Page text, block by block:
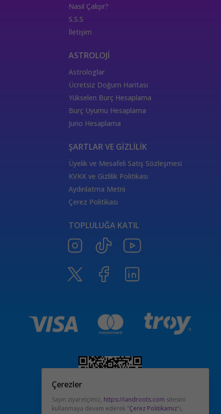
Nasıl Çalışır?
S.S.S
İletişim
ASTROLOJİ
Astrologlar
Ücretsiz Doğum Haritası
Yükselen Burç Hesaplama
Burç Uyumu Hesaplama
Juno Hesaplama
ŞARTLAR VE GİZLİLİK
Üyelik ve Mesafeli Satış Sözleşmesi
KVKK ve Gizlilik Politikası
Aydınlatma Metni
Çerez Politikası
TOPLULUĞA KATIL
Çerezler
Sayın ziyaretçimiz, https://iandroots.com sitesini
kullanmaya devam ederek "Çerez Politikamız"ı,